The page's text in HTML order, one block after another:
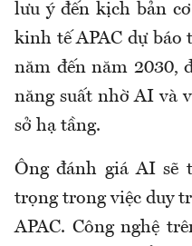
lưu ý đến kịch bản
kinh tế APAC dự
năm đến năm 2030,
năng suất nhờ AI và
sở hạ tầng.
Ông đánh giá AI sẽ
trọng trong việc duy
APAC. Công nghệ